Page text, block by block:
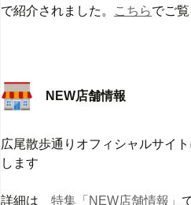
で紹介されました。
こちらでご覧
NEW店舗情報
広尾散歩通りオフィシャルサイ
します
詳細は 特集「NEW店舗情報」